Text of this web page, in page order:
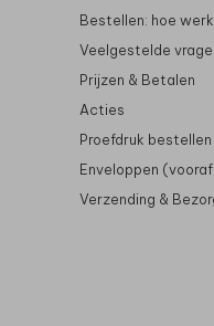
Bestellen: hoe
Veelgestelde
Prijzen & Betalen
Acties
Proefdruk bestellen
Enveloppen
Verzending &